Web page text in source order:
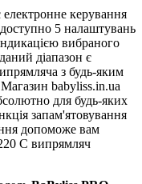
керування
5 налаштувань
вибраного
діапазон є
з будь-яким
babyliss.in.ua
для будь-яких
запам'ятовування
допоможе вам
C випрямляч